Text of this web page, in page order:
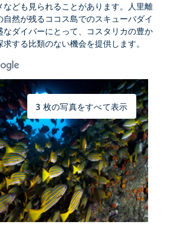
なども見られることがあります。人里離
自然が残るココス島でのスキューバダイ
なダイバーにとって、コスタリカの豊か
する比類のない機会を提供します。
3 枚の写真をすべて表示